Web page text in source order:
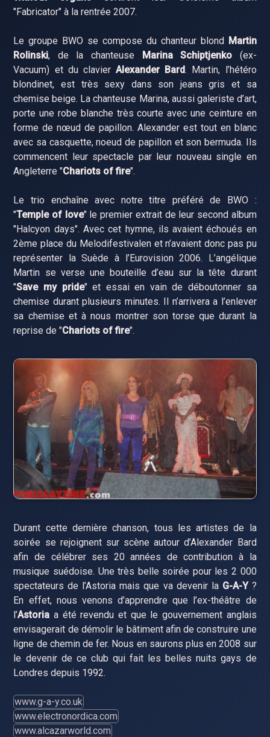
"Fabricator" à la rentrée 2007.
Le groupe BWO se compose du chanteur blond Martin
Rolinski, de la chanteuse Marina Schiptjenko (ex-
Vacuum) et du clavierAlexander Bard. Martin, l’hétéro
blondinet, est très sexy dans son jeans gris et sa
chemise beige. La chanteuse Marina, aussi galeriste d’art,
porte une robe blanche très courte avec une ceinture en
forme de nœud de papillon. Alexander est tout en blanc
avec sa casquette, noeud de papillon et son bermuda. Ils
commencent leur spectacle par leur nouveau single en
Angleterre "Chariots of fire".
Le trio enchaîne avec notre titre préféré de BWO :
"Temple of love" le premier extrait de leur second album
"Halcyon days". Avec cet hymne, ils avaient échoués en
2ème place du Melodifestivalen et n’avaient donc pas pu
représenter la Suède à l’Eurovision 2006. L’angélique
Martin se verse une bouteille d’eau sur la tête durant
"Save my pride" et essai en vain de déboutonner sa
chemise durant plusieurs minutes. Il n’arrivera a l’enlever
sa chemise et à nous montrer son torse que durant la
reprise de "Chariots of fire".
Durant cette dernière chanson, tous les artistes de la
soirée se rejoignent sur scène autour d’Alexander Bard
afin de célébrer ses 20 années de contribution à la
musique suédoise. Une très belle soirée pour les 2 000
spectateurs de l’Astoria mais que va devenir la G-A-Y?
En effet, nous venons d’apprendre que l’ex-théâtre de
l’Astoria a été revendu et que le gouvernement anglais
envisagerait de démolir le bâtiment afin de construire une
ligne de chemin de fer. Nous en saurons plus en 2008 sur
le devenir de ce club qui fait les belles nuits gays de
Londres depuis 1992.
www.g-a-y.co.uk
www.electronordica.com
www.alcazarworld.com